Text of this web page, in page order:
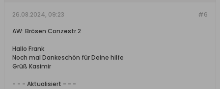
#6
26.08.2024, 09:23
AW: Brösen Conzestr.2
Hallo Frank
Noch mal Dankeschön für Deine hilfe
Grüß Kasimir
- - - Aktualisiert - - -